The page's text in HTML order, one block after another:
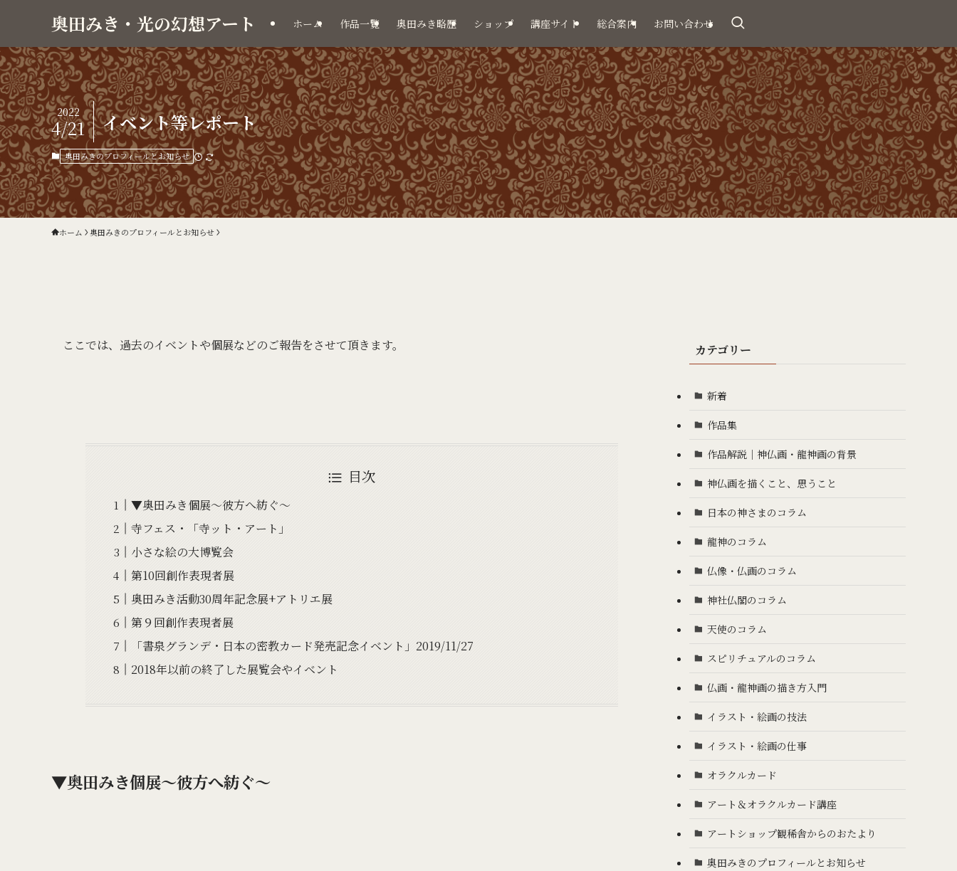
奥田みき・光の幻想アート ホーム 作品一覧 奥田みき略歴 ショップ 講座サイト 総合案内 お問い合わせ
イベント等レポート
2022
4/21
奥田みきのプロフィールとお知らせ
ホーム 奥田みきのプロフィールとお知らせ
ここでは、過去のイベントや個展などのご報告をさせて頂きます。
目次
▼奥田みき個展～彼方へ紡ぐ～
寺フェス・「寺ット・アート」
小さな絵の大博覧会
第10回創作表現者展
奥田みき活動30周年記念展+アトリエ展
第９回創作表現者展
「書泉グランデ・日本の密教カード発売記念イベント」2019/11/27
2018年以前の終了した展覧会やイベント
▼奥田みき個展～彼方へ紡ぐ～
カテゴリー
新着
作品集
作品解説｜神仏画・龍神画の背景
神仏画を描くこと、思うこと
日本の神さまのコラム
龍神のコラム
仏像・仏画のコラム
神社仏閣のコラム
天使のコラム
スピリチュアルのコラム
仏画・龍神画の描き方入門
イラスト・絵画の技法
イラスト・絵画の仕事
オラクルカード
アート＆オラクルカード講座
アートショップ観稀舎からのおたより
奥田みきのプロフィールとお知らせ